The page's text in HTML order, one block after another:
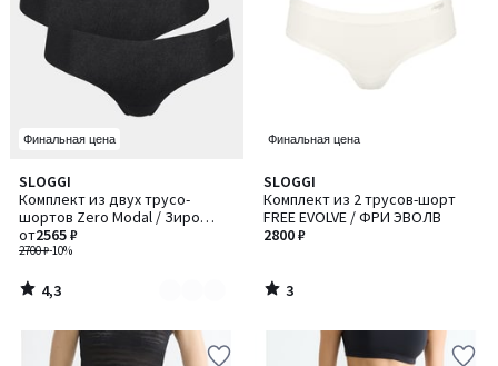
Финальная цена
SLOGGI
Комплект из двух трусо-
шортов Zero Modal / Зиро
Модал
2700 ₽-10%
от2565 ₽
4,3
/ 5
Количество
цветов:
2
4,3
/
Финальная цена
SLOGGI
Комплект из 2 трусов-шорт
FREE EVOLVE / ФРИ ЭВОЛВ
2800 ₽
3
/
5
3
/